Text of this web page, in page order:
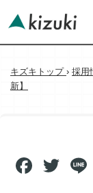
キズキトップ › 採用
新】